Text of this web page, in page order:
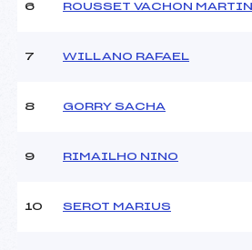
6 ROUSSET VACHON MARTIN
7 WILLANO RAFAEL
8 GORRY SACHA
9 RIMAILHO NINO
10 SEROT MARIUS